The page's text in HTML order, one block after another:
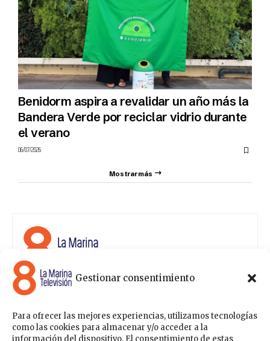
Gestionar consentimiento
Para ofrecer las mejores experiencias, utilizamos tecnologías
como las cookies para almacenar y/o acceder a la
información del dispositivo. El consentimiento de estas
Benidorm aspira a revalidar un año más la
Bandera Verde por reciclar vidrio durante
el verano
06/07/2026
Mostrar más
8 La Marina Televisión cuenta con una amplia gama de
programas para satisfacer las necesidades y gustos de
programas de ámbito político , de noticias, deportes,
fiestas y eventos… para estar a la última de todo lo que